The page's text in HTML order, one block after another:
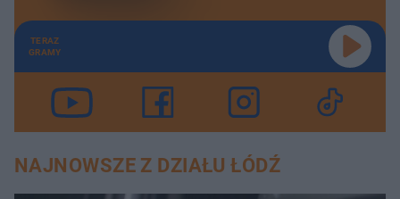
TERAZ
GRAMY
NAJNOWSZE Z DZIAŁU ŁÓDŹ